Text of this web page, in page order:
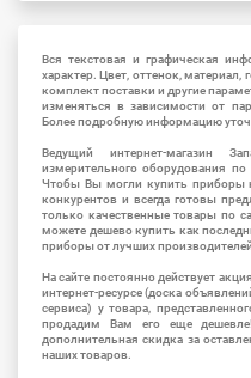
Вся текстовая и графическая
характер. Цвет, оттенок, материал,
комплект поставки и другие
изменяться в зависимости от
Более подробную информацию
Ведущий интернет-магазин
измерительного оборудования
Чтобы Вы могли купить приборы
конкурентов и всегда готовы
только качественные товары по
можете дешево купить как
приборы от лучших
На сайте постоянно действует
интернет-ресурсе (доска
сервиса) у товара,
продадим Вам его еще дешевле!
дополнительная скидка за
наших товаров.